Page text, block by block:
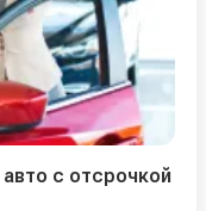
с отсрочкой